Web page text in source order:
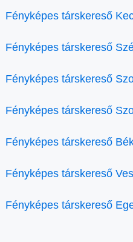
Fényképes társkereső
Fényképes társkereső
Fényképes társkereső
Fényképes társkereső
Fényképes társkereső
Fényképes társkereső
Fényképes társkereső